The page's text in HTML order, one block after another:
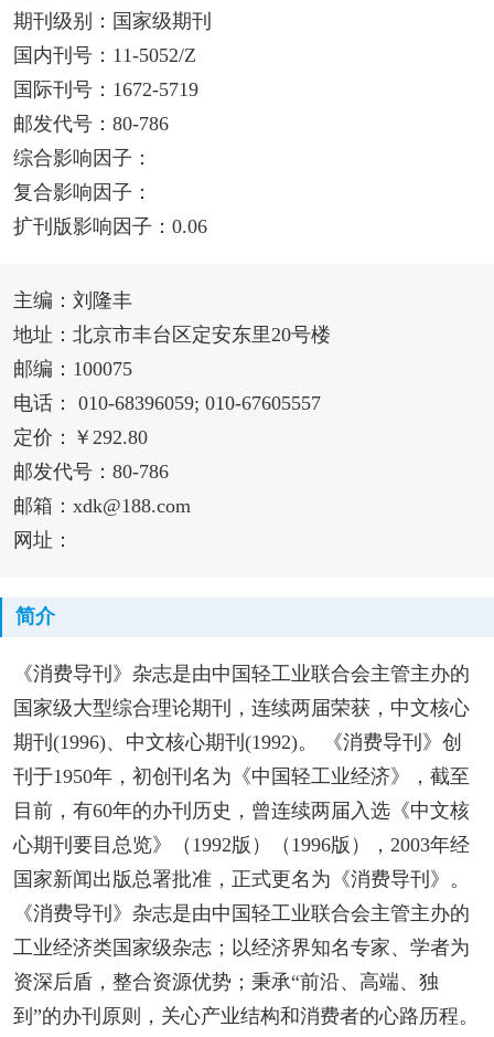
期刊级别：国家级期刊
国内刊号：11-5052/Z
国际刊号：1672-5719
邮发代号：80-786
综合影响因子：
复合影响因子：
扩刊版影响因子：0.06
主编：刘隆丰
地址：北京市丰台区定安东里20号楼
邮编：100075
电话： 010-68396059; 010-67605557
定价：￥292.80
邮发代号：80-786
邮箱：xdk@188.com
网址：
简介
《消费导刊》杂志是由中国轻工业联合会主管主办的
国家级大型综合理论期刊，连续两届荣获，中文核心
期刊(1996)、中文核心期刊(1992)。 《消费导刊》创
刊于1950年，初创刊名为《中国轻工业经济》，截至
目前，有60年的办刊历史，曾连续两届入选《中文核
心期刊要目总览》（1992版）（1996版），2003年经
国家新闻出版总署批准，正式更名为《消费导刊》。
《消费导刊》杂志是由中国轻工业联合会主管主办的
工业经济类国家级杂志；以经济界知名专家、学者为
资深后盾，整合资源优势；秉承“前沿、高端、独
到”的办刊原则，关心产业结构和消费者的心路历程。